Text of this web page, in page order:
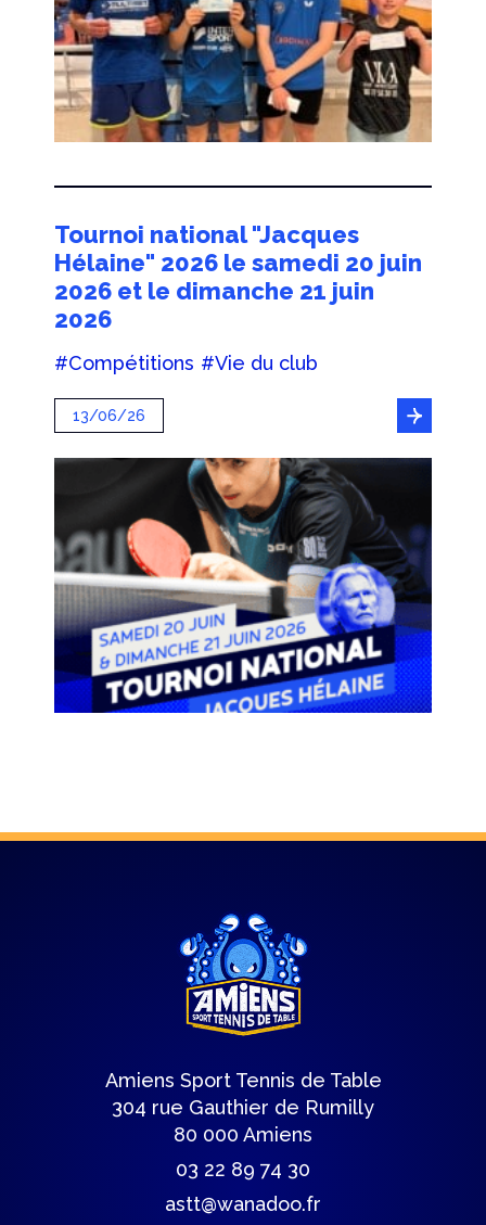
Tournoi national "Jacques
Hélaine" 2026 le samedi 20 juin
2026 et le dimanche 21 juin
2026
#Compétitions #Vie du club
13/06/26
Amiens Sport Tennis de Table
304 rue Gauthier de Rumilly
80 000 Amiens
03 22 89 74 30
astt@wanadoo.fr